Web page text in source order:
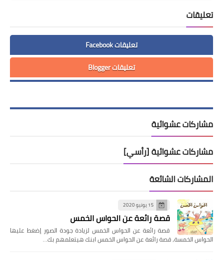
تعليقات
تعليقات Facebook
تعليقات Blogger
مشاركات عشوائية
مشاركات عشوائية [رأسي]
المشاركات الشائعة
15 يونيو 2020
قصة رائعة عن الحواس الخمس
قصة رائعة عن الحواس الخمس لزيادة جودة الصور إضغط عليها
الحواس الخمسة, قصة رائعة عن الحواس الخمس ابنك هيتعلمهم بك…